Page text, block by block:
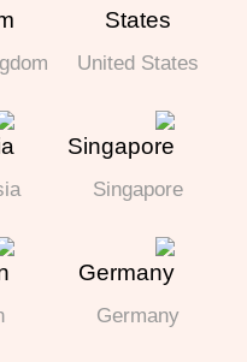
United States
Singapore
Germany